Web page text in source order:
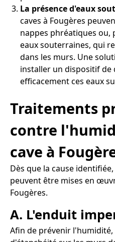
La présence d'eaux
caves à Fougères
nappes phréatiques ou,
eaux souterraines, qui
dans les murs. Une
installer un dispositif
efficacement ces eaux
Traitements
contre
cave à
Dès que la cause
peuvent être mises en
Fougères.
A. L'enduit
Afin de prévenir